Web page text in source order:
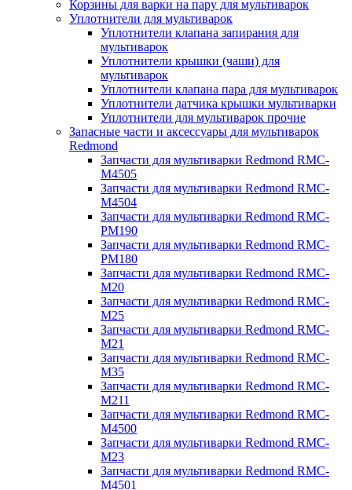
Корзины для варки на пару для мультиварок
Уплотнители для мультиварок
Уплотнители клапана запирания для
мультиварок
Уплотнители крышки (чаши) для
мультиварок
Уплотнители клапана пара для мультиварок
Уплотнители датчика крышки мультиварки
Уплотнители для мультиварок прочие
Запасные части и аксессуары для мультиварок
Redmond
Запчасти для мультиварки Redmond RMC-
M4505
Запчасти для мультиварки Redmond RMC-
M4504
Запчасти для мультиварки Redmond RMC-
PM190
Запчасти для мультиварки Redmond RMC-
PM180
Запчасти для мультиварки Redmond RMC-
M20
Запчасти для мультиварки Redmond RMC-
M25
Запчасти для мультиварки Redmond RMC-
M21
Запчасти для мультиварки Redmond RMC-
M35
Запчасти для мультиварки Redmond RMC-
M211
Запчасти для мультиварки Redmond RMC-
M4500
Запчасти для мультиварки Redmond RMC-
M23
Запчасти для мультиварки Redmond RMC-
M4501